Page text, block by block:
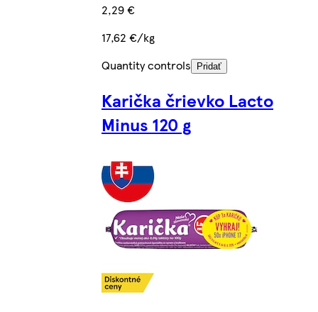
2,29 €
17,62 €/kg
Quantity controls
Pridať
Karička črievko Lacto
Minus 120 g